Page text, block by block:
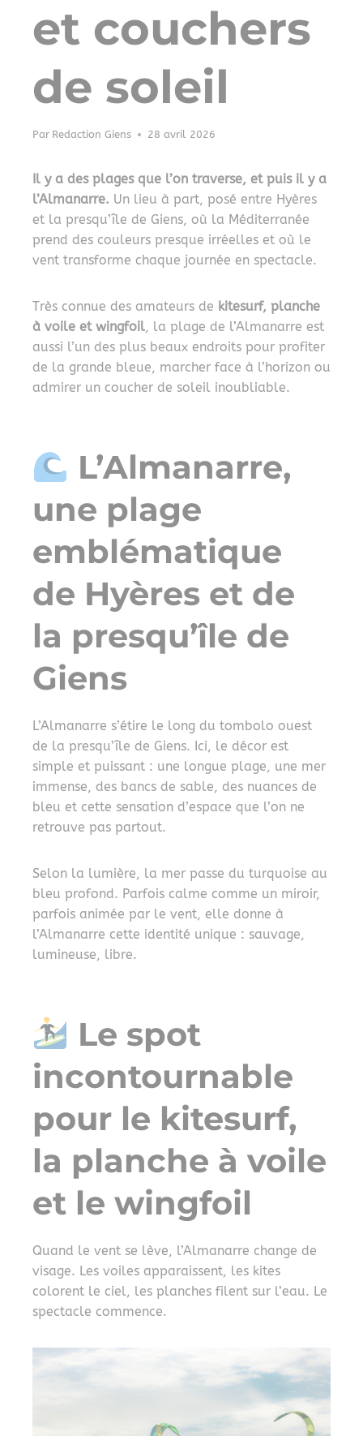
et couchers
de soleil
Par Redaction Giens 28 avril 2026
Il y a des plages que l’on traverse, et puis il y a
l’Almanarre. Un lieu à part, posé entre Hyères
et la presqu’île de Giens, où la Méditerranée
prend des couleurs presque irréelles et où le
vent transforme chaque journée en spectacle.
Très connue des amateurs de kitesurf, planche
à voile et wingfoil, la plage de l’Almanarre est
aussi l’un des plus beaux endroits pour profiter
de la grande bleue, marcher face à l’horizon ou
admirer un coucher de soleil inoubliable.
L’Almanarre,
une plage
emblématique
de Hyères et de
la presqu’île de
Giens
L’Almanarre s’étire le long du tombolo ouest
de la presqu’île de Giens. Ici, le décor est
simple et puissant : une longue plage, une mer
immense, des bancs de sable, des nuances de
bleu et cette sensation d’espace que l’on ne
retrouve pas partout.
Selon la lumière, la mer passe du turquoise au
bleu profond. Parfois calme comme un miroir,
parfois animée par le vent, elle donne à
l’Almanarre cette identité unique : sauvage,
lumineuse, libre.
Le spot
incontournable
pour le kitesurf,
la planche à voile
et le wingfoil
Quand le vent se lève, l’Almanarre change de
visage. Les voiles apparaissent, les kites
colorent le ciel, les planches filent sur l’eau. Le
spectacle commence.